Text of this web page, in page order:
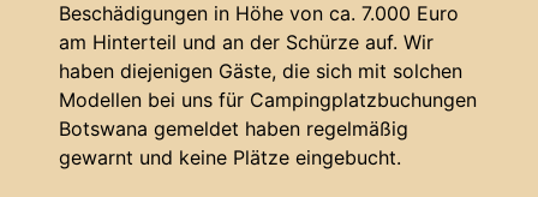
Beschädigungen in Höhe von ca. 7.000 Euro
am Hinterteil und an der Schürze auf. Wir
haben diejenigen Gäste, die sich mit solchen
Modellen bei uns für Campingplatzbuchungen
Botswana gemeldet haben regelmäßig
gewarnt und keine Plätze eingebucht.